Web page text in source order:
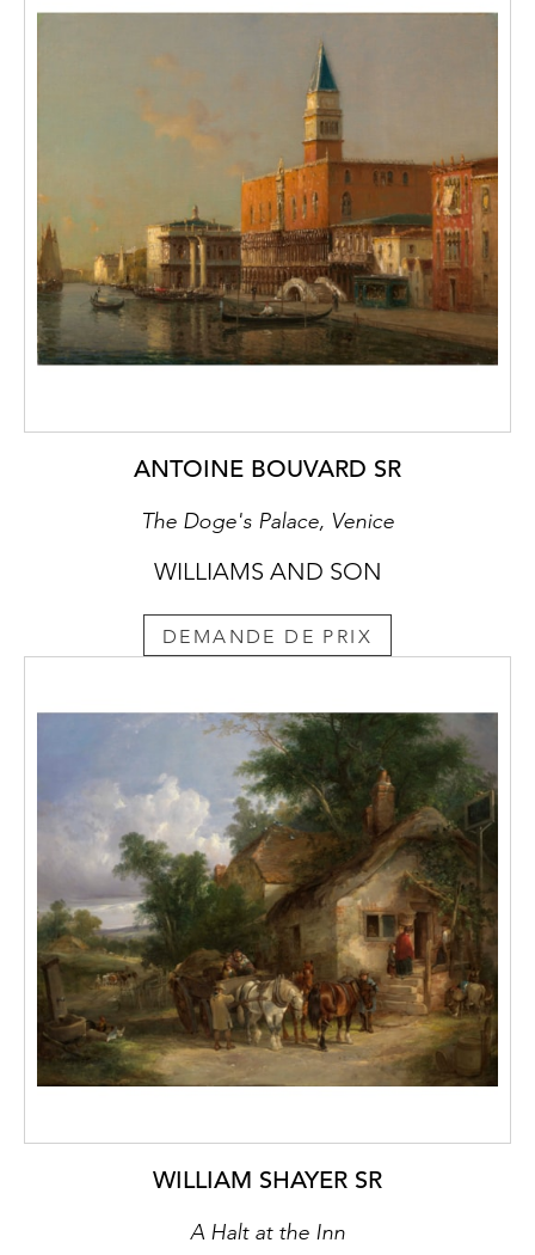
ANTOINE BOUVARD SR
The Doge's Palace, Venice
WILLIAMS AND SON
DEMANDE DE PRIX
WILLIAM SHAYER SR
A Halt at the Inn